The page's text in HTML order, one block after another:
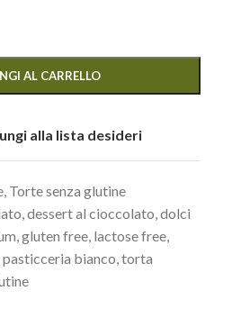
AL CARRELLO
alla lista desideri
, Torte senza glutine
,dessert al cioccolato,dolci
,gluten free, lactose free,
pasticceria bianco,torta